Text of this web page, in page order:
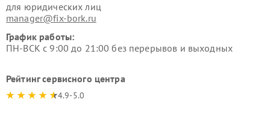
для юридических лиц
manager@fix-bork.ru
График работы:
ПН-ВСК с 9:00 до 21:00 без перерывов и выходных
Рейтинг сервисного центра
4.9-5.0